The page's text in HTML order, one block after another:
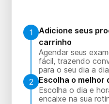
1
Adicione seus
carrinho
Agendar seus
fácil, trazendo
para o seu dia a
2
Escolha o melhor
Escolha o dia e
encaixe na sua